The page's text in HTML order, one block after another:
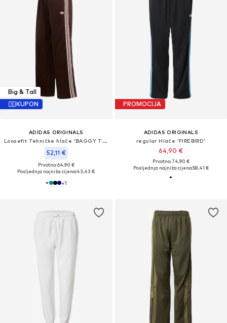
Big & Tall
KUPON
ADIDAS ORIGINALS
Loosefit Tehničke hlače 'BAGGY TRACK'
52,11 €
Prvotno: 64,90 €
Posljednja najniža cijena:43,43 €
+1
PROMOCIJA
ADIDAS ORIGINALS
regular Hlače 'FIREBIRD'
64,90 €
Prvotno: 74,90 €
Posljednja najniža cijena:58,41 €